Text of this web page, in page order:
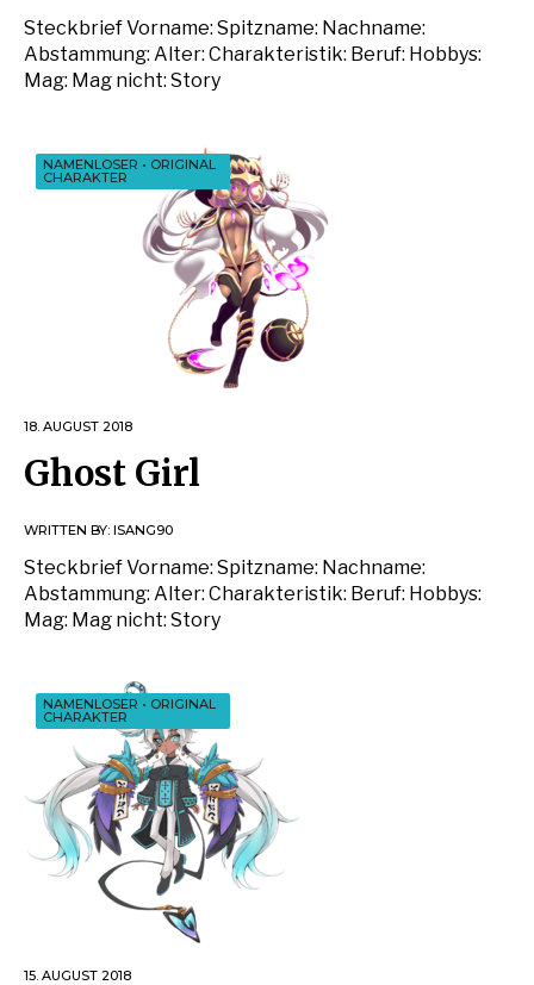
Steckbrief Vorname: Spitzname: Nachname:
Abstammung: Alter: Charakteristik: Beruf: Hobbys:
Mag: Mag nicht: Story
NAMENLOSER • ORIGINAL
CHARAKTER
18. AUGUST 2018
Ghost Girl
WRITTEN BY: ISANG90
Steckbrief Vorname: Spitzname: Nachname:
Abstammung: Alter: Charakteristik: Beruf: Hobbys:
Mag: Mag nicht: Story
NAMENLOSER • ORIGINAL
CHARAKTER
15. AUGUST 2018